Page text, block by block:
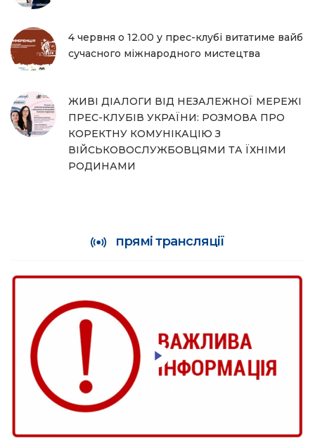
4 червня о 12.00 у прес-клубі витатиме вайб
сучасного міжнародного мистецтва
ЖИВІ ДІАЛОГИ ВІД НЕЗАЛЕЖНОЇ МЕРЕЖІ
ПРЕС-КЛУБІВ УКРАЇНИ: РОЗМОВА ПРО
КОРЕКТНУ КОМУНІКАЦІЮ З
ВІЙСЬКОВОСЛУЖБОВЦЯМИ ТА ЇХНІМИ
РОДИНАМИ
прямі трансляції